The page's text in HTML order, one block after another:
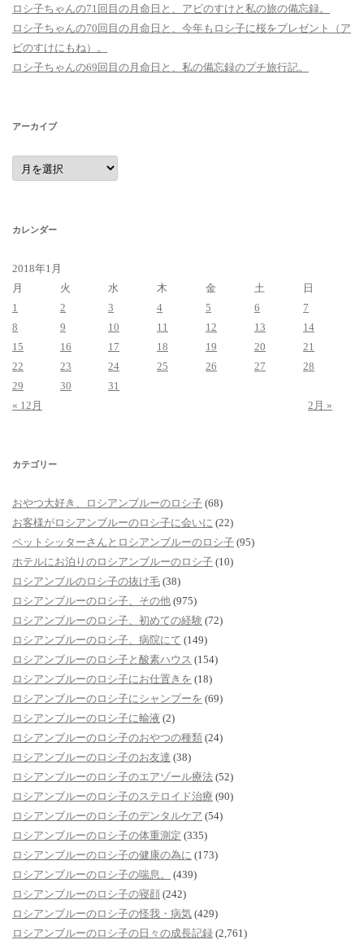
ロシ子ちゃんの71回目の月命日と、アビのすけと私の旅の備忘録。
ロシ子ちゃんの70回目の月命日と、今年もロシ子に桜をプレゼント（ア
ビのすけにもね）。
ロシ子ちゃんの69回目の月命日と、私の備忘録のプチ旅行記。
アーカイブ
ア
ー
カ
カレンダー
2018年1月
月
火 水 木 金 土
日
1
2 3 4 5 6
7
8
9 10 11 12 13
14
15
16 17 18 19 20
21
22
23 24 25 26 27
28
29
30
31
« 12月
2月 »
カテゴリー
おやつ大好き、ロシアンブルーのロシ子 (68)
お客様がロシアンブルーのロシ子に会いに (22)
ペットシッターさんとロシアンブルーのロシ子 (95)
ホテルにお泊りのロシアンブルーのロシ子 (10)
ロシアンブルのロシ子の抜け毛 (38)
ロシアンブルーのロシ子、その他 (975)
ロシアンブルーのロシ子、初めての経験 (72)
ロシアンブルーのロシ子、病院にて (149)
ロシアンブルーのロシ子と酸素ハウス (154)
ロシアンブルーのロシ子にお仕置きを (18)
ロシアンブルーのロシ子にシャンプーを (69)
ロシアンブルーのロシ子に輸液 (2)
ロシアンブルーのロシ子のおやつの種類 (24)
ロシアンブルーのロシ子のお友達 (38)
ロシアンブルーのロシ子のエアゾール療法 (52)
ロシアンブルーのロシ子のステロイド治療 (90)
ロシアンブルーのロシ子のデンタルケア (54)
ロシアンブルーのロシ子の体重測定 (335)
ロシアンブルーのロシ子の健康の為に (173)
ロシアンブルーのロシ子の喘息。
(439)
ロシアンブルーのロシ子の寝顔 (242)
ロシアンブルーのロシ子の怪我・病気 (429)
ロシアンブルーのロシ子の日々の成長記録 (2,761)